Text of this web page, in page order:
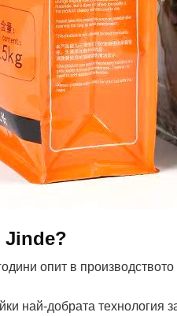
Jinde?
опит в
най-добрата технология